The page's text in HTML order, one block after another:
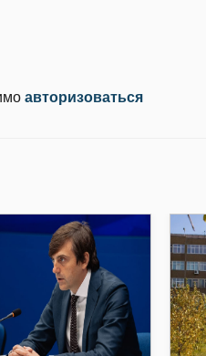
авторизоваться